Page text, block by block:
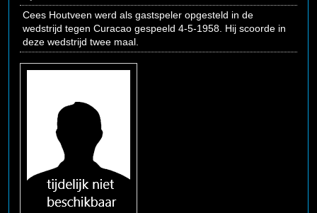
Cees Houtveen werd als gastspeler opgesteld in de
wedstrijd tegen Curacao gespeeld 4-5-1958. Hij scoorde in
deze wedstrijd twee maal.